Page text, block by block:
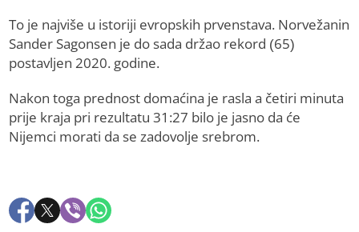
To je najviše u istoriji evropskih prvenstava. Norvežanin
Sander Sagonsen je do sada držao rekord (65)
postavljen 2020. godine.
Nakon toga prednost domaćina je rasla a četiri minuta
prije kraja pri rezultatu 31:27 bilo je jasno da će
Nijemci morati da se zadovolje srebrom.